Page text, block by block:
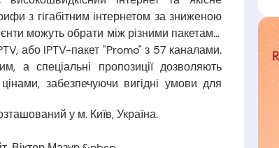
з гігабітним інтернетом за зниженою
можуть обрати між різними пакетами,
або IPTV-пакет "Promo" з 57 каналами.
а спеціальні пропозиції дозволяють
забезпечуючи вигідні умови для
у м. Київ, Україна.